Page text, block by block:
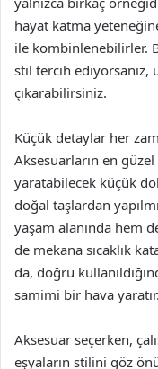
hayat katma
ile kombinlenebilirler.
stil tercih ediyorsanız,
çıkarabilirsiniz.
Küçük detaylar her
Aksesuarların en
yaratabilecek küçük
doğal taşlardan
yaşam alanında hem
de mekana sıcaklık
da, doğru
samimi bir hava yaratır.
Aksesuar seçerken,
eşyaların stilini göz